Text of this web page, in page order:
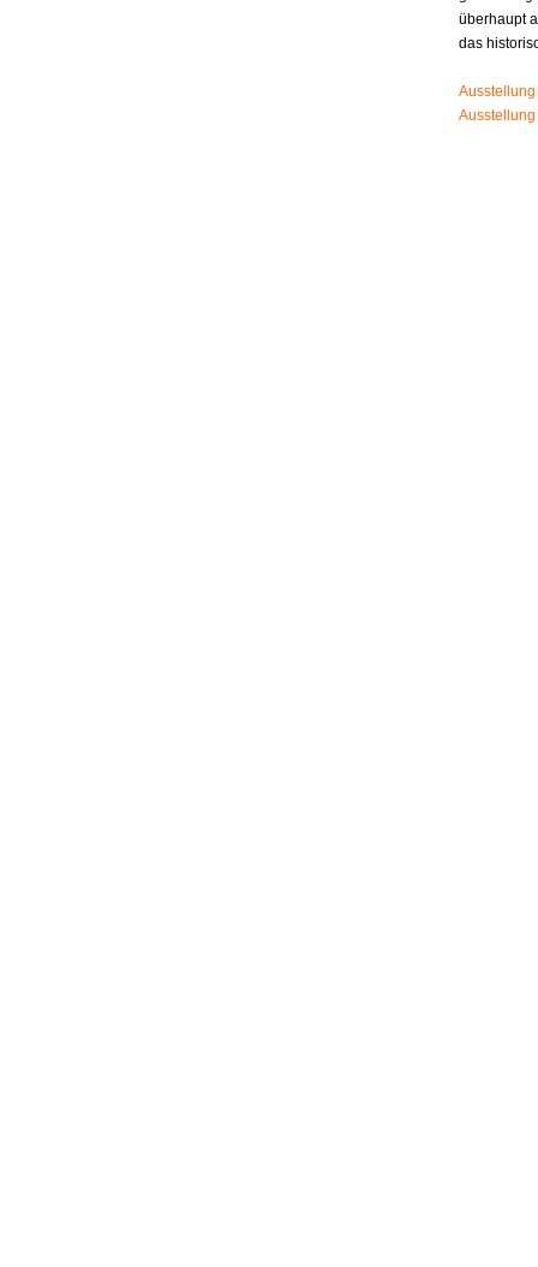
überhaupt
das